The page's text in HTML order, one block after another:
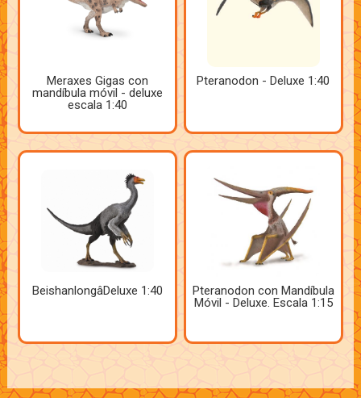
Meraxes Gigas con
mandíbula móvil - deluxe
escala 1:40
Pteranodon - Deluxe 1:40
BeishanlongâDeluxe 1:40
Pteranodon con Mandíbula
Móvil - Deluxe. Escala 1:15